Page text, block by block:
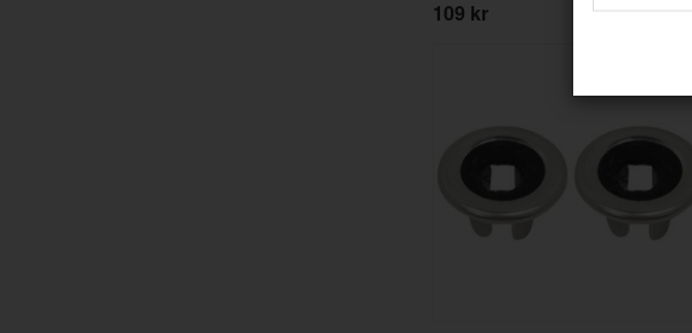
109 kr